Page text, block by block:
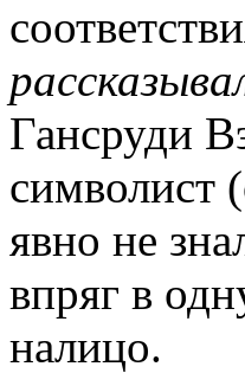
Гансруди
символист
явно не
впряг в
налицо.